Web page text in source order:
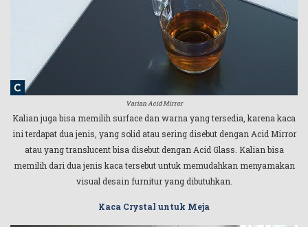
Varian Acid Mirror
Kalian juga bisa memilih surface dan warna yang tersedia, karena kaca
ini terdapat dua jenis, yang solid atau sering disebut dengan Acid Mirror
atau yang translucent bisa disebut dengan Acid Glass. Kalian bisa
memilih dari dua jenis kaca tersebut untuk memudahkan menyamakan
visual desain furnitur yang dibutuhkan.
Kaca Crystal untuk Meja